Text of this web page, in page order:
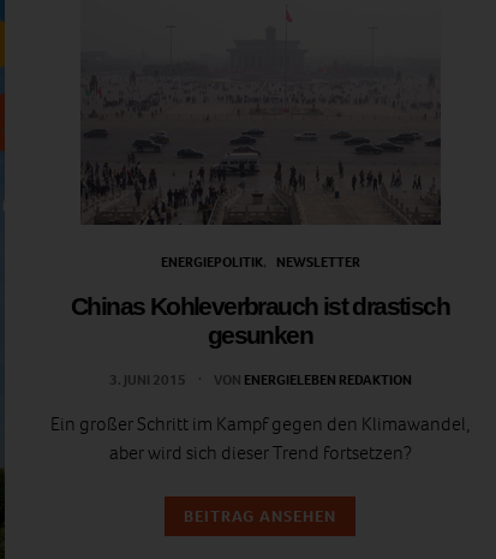
ENERGIEPOLITIK NEWSLETTER
Chinas Kohleverbrauch ist drastisch
gesunken
3. JUNI 2015 VON ENERGIELEBEN REDAKTION
Ein großer Schritt im Kampf gegen den Klimawandel,
aber wird sich dieser Trend fortsetzen?
BEITRAG ANSEHEN